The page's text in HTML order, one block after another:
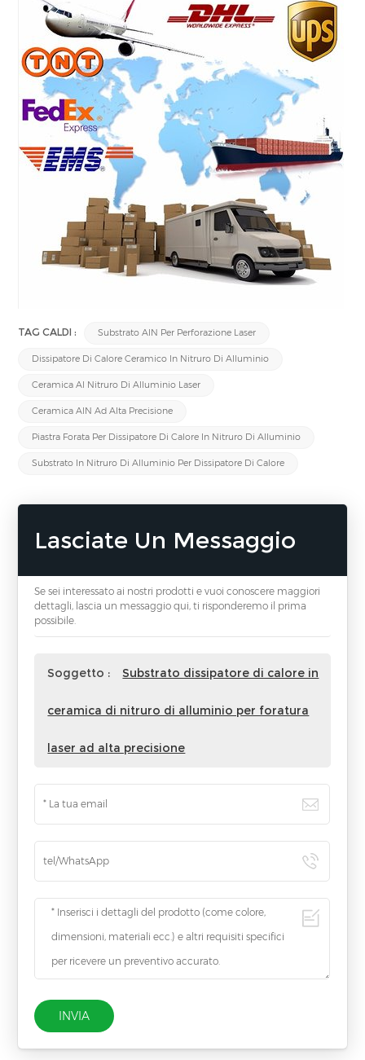
TAG CALDI : Substrato AlN Per Perforazione Laser
Dissipatore Di Calore Ceramico In Nitruro Di Alluminio
Ceramica Al Nitruro Di Alluminio Laser
Ceramica AlN Ad Alta Precisione
Piastra Forata Per Dissipatore Di Calore In Nitruro Di Alluminio
Substrato In Nitruro Di Alluminio Per Dissipatore Di Calore
Lasciate Un Messaggio
Se sei interessato ai nostri prodotti e vuoi conoscere maggiori
dettagli, lascia un messaggio qui, ti risponderemo il prima
possibile.
Soggetto : Substrato dissipatore di calore in
ceramica di nitruro di alluminio per foratura
laser ad alta precisione
INVIA